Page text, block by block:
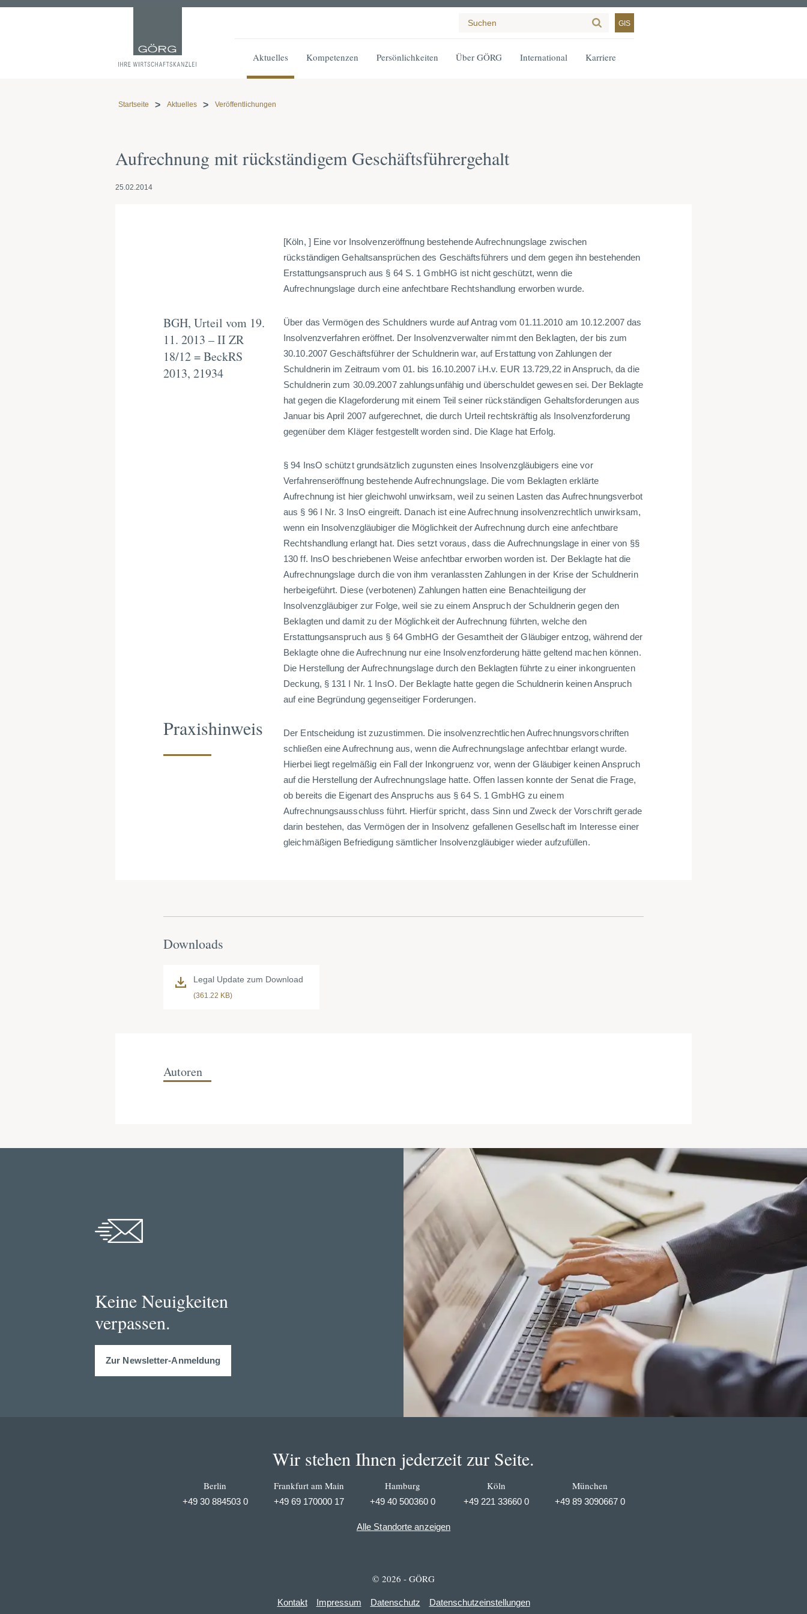
GIS
Aktuelles Kompetenzen Persönlichkeiten Über GÖRG International Karriere
Startseite Aktuelles Veröffentlichungen
Aufrechnung mit rückständigem Geschäftsführergehalt
25.02.2014
[Köln, ] Eine vor Insolvenzeröffnung bestehende Aufrechnungslage zwischen
rückständigen Gehaltsansprüchen des Geschäftsführers und dem gegen ihn bestehenden
Erstattungsanspruch aus § 64 S. 1 GmbHG ist nicht geschützt, wenn die
Aufrechnungslage durch eine anfechtbare Rechtshandlung erworben wurde.
BGH, Urteil vom 19.
11. 2013 – II ZR
18/12 = BeckRS
2013, 21934
Über das Vermögen des Schuldners wurde auf Antrag vom 01.11.2010 am 10.12.2007 das
Insolvenzverfahren eröffnet. Der Insolvenzverwalter nimmt den Beklagten, der bis zum
30.10.2007 Geschäftsführer der Schuldnerin war, auf Erstattung von Zahlungen der
Schuldnerin im Zeitraum vom 01. bis 16.10.2007 i.H.v. EUR 13.729,22 in Anspruch, da die
Schuldnerin zum 30.09.2007 zahlungsunfähig und überschuldet gewesen sei. Der Beklagte
hat gegen die Klageforderung mit einem Teil seiner rückständigen Gehaltsforderungen aus
Januar bis April 2007 aufgerechnet, die durch Urteil rechtskräftig als Insolvenzforderung
gegenüber dem Kläger festgestellt worden sind. Die Klage hat Erfolg.
§ 94 InsO schützt grundsätzlich zugunsten eines Insolvenzgläubigers eine vor
Verfahrenseröffnung bestehende Aufrechnungslage. Die vom Beklagten erklärte
Aufrechnung ist hier gleichwohl unwirksam, weil zu seinen Lasten das Aufrechnungsverbot
aus § 96 I Nr. 3 InsO eingreift. Danach ist eine Aufrechnung insolvenzrechtlich unwirksam,
wenn ein Insolvenzgläubiger die Möglichkeit der Aufrechnung durch eine anfechtbare
Rechtshandlung erlangt hat. Dies setzt voraus, dass die Aufrechnungslage in einer von §§
130 ff. InsO beschriebenen Weise anfechtbar erworben worden ist. Der Beklagte hat die
Aufrechnungslage durch die von ihm veranlassten Zahlungen in der Krise der Schuldnerin
herbeigeführt. Diese (verbotenen) Zahlungen hatten eine Benachteiligung der
Insolvenzgläubiger zur Folge, weil sie zu einem Anspruch der Schuldnerin gegen den
Beklagten und damit zu der Möglichkeit der Aufrechnung führten, welche den
Erstattungsanspruch aus § 64 GmbHG der Gesamtheit der Gläubiger entzog, während der
Beklagte ohne die Aufrechnung nur eine Insolvenzforderung hätte geltend machen können.
Die Herstellung der Aufrechnungslage durch den Beklagten führte zu einer inkongruenten
Deckung, § 131 I Nr. 1 InsO. Der Beklagte hatte gegen die Schuldnerin keinen Anspruch
auf eine Begründung gegenseitiger Forderungen.
Praxishinweis
Der Entscheidung ist zuzustimmen. Die insolvenzrechtlichen Aufrechnungsvorschriften
schließen eine Aufrechnung aus, wenn die Aufrechnungslage anfechtbar erlangt wurde.
Hierbei liegt regelmäßig ein Fall der Inkongruenz vor, wenn der Gläubiger keinen Anspruch
auf die Herstellung der Aufrechnungslage hatte. Offen lassen konnte der Senat die Frage,
ob bereits die Eigenart des Anspruchs aus § 64 S. 1 GmbHG zu einem
Aufrechnungsausschluss führt. Hierfür spricht, dass Sinn und Zweck der Vorschrift gerade
darin bestehen, das Vermögen der in Insolvenz gefallenen Gesellschaft im Interesse einer
gleichmäßigen Befriedigung sämtlicher Insolvenzgläubiger wieder aufzufüllen.
Downloads
Legal Update zum Download
(361.22 KB)
Autoren
Keine Neuigkeiten
verpassen.
Zur Newsletter-Anmeldung
Wir stehen Ihnen jederzeit zur Seite.
Berlin
+49 30 884503 0
Frankfurt am Main
+49 69 170000 17
Hamburg
+49 40 500360 0
Köln
+49 221 33660 0
München
+49 89 3090667 0
Alle Standorte anzeigen
© 2026 - GÖRG
Kontakt Impressum Datenschutz Datenschutzeinstellungen